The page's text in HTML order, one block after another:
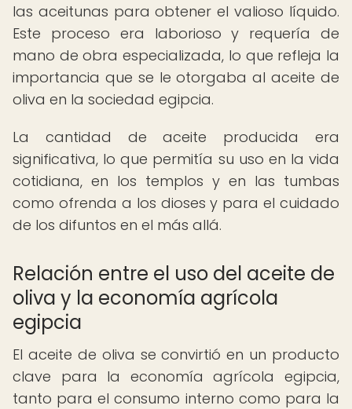
las aceitunas para obtener el valioso líquido.
Este proceso era laborioso y requería de
mano de obra especializada, lo que refleja la
importancia que se le otorgaba al aceite de
oliva en la sociedad egipcia.
La cantidad de aceite producida era
significativa, lo que permitía su uso en la vida
cotidiana, en los templos y en las tumbas
como ofrenda a los dioses y para el cuidado
de los difuntos en el más allá.
Relación entre el uso del aceite de
oliva y la economía agrícola
egipcia
El aceite de oliva se convirtió en un producto
clave para la economía agrícola egipcia,
tanto para el consumo interno como para la